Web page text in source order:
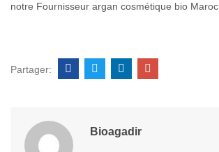
notre Fournisseur argan cosmétique bio Maroc.
Partager:
Bioagadir